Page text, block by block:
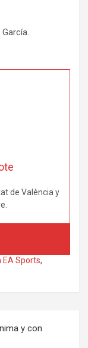
de València y
EA Sports,
y con